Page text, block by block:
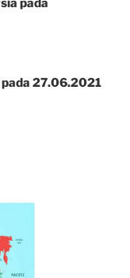
pada
27.06.2021